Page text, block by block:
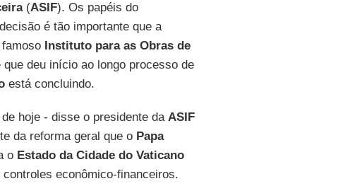
(ASIF). Os papéis do
é tão importante que a
Instituto para as Obras de
deu início ao longo processo de
está concluindo.
hoje - disse o presidente da ASIF
da reforma geral que o Papa
o Estado da Cidade do Vaticano
econômico-financeiros.